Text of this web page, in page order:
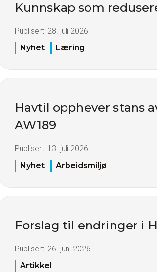
Kunnskap som
Publisert: 28. juli 2026
Nyhet
Læring
Havtil opphever stans
AW189
Publisert: 13. juli 2026
Nyhet
Arbeidsmiljø
Forslag til endringer i
Publisert: 26. juni 2026
Artikkel